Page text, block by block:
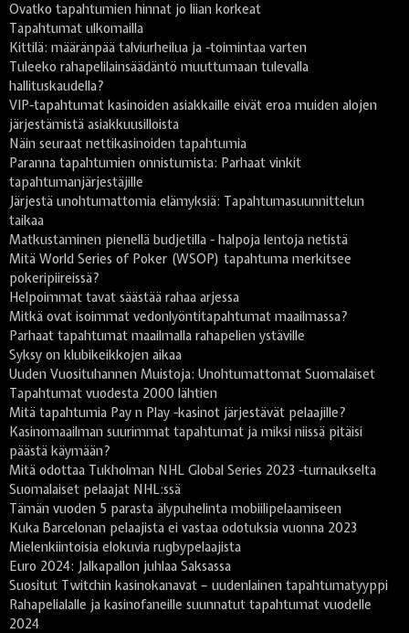
Ovatko tapahtumien hinnat jo liian korkeat
Tapahtumat ulkomailla
Kittilä: määränpää talviurheilua ja -toimintaa varten
Tuleeko rahapelilainsäädäntö muuttumaan tulevalla
hallituskaudella?
VIP-tapahtumat kasinoiden asiakkaille eivät eroa muiden alojen
järjestämistä asiakkuusilloista
Näin seuraat nettikasinoiden tapahtumia
Paranna tapahtumien onnistumista: Parhaat vinkit
tapahtumanjärjestäjille
Järjestä unohtumattomia elämyksiä: Tapahtumasuunnittelun
taikaa
Matkustaminen pienellä budjetilla - halpoja lentoja netistä
Mitä World Series of Poker (WSOP) tapahtuma merkitsee
pokeripiireissä?
Helpoimmat tavat säästää rahaa arjessa
Mitkä ovat isoimmat vedonlyöntitapahtumat maailmassa?
Parhaat tapahtumat maailmalla rahapelien ystäville
Syksy on klubikeikkojen aikaa
Uuden Vuosituhannen Muistoja: Unohtumattomat Suomalaiset
Tapahtumat vuodesta 2000 lähtien
Mitä tapahtumia Pay n Play -kasinot järjestävät pelaajille?
Kasinomaailman suurimmat tapahtumat ja miksi niissä pitäisi
päästä käymään?
Mitä odottaa Tukholman NHL Global Series 2023 -turnaukselta
Suomalaiset pelaajat NHL:ssä
Tämän vuoden 5 parasta älypuhelinta mobiilipelaamiseen
Kuka Barcelonan pelaajista ei vastaa odotuksia vuonna 2023
Mielenkiintoisia elokuvia rugbypelaajista
Euro 2024: Jalkapallon juhlaa Saksassa
Suositut Twitchin kasinokanavat – uudenlainen tapahtumatyyppi
Rahapelialalle ja kasinofaneille suunnatut tapahtumat vuodelle
2024